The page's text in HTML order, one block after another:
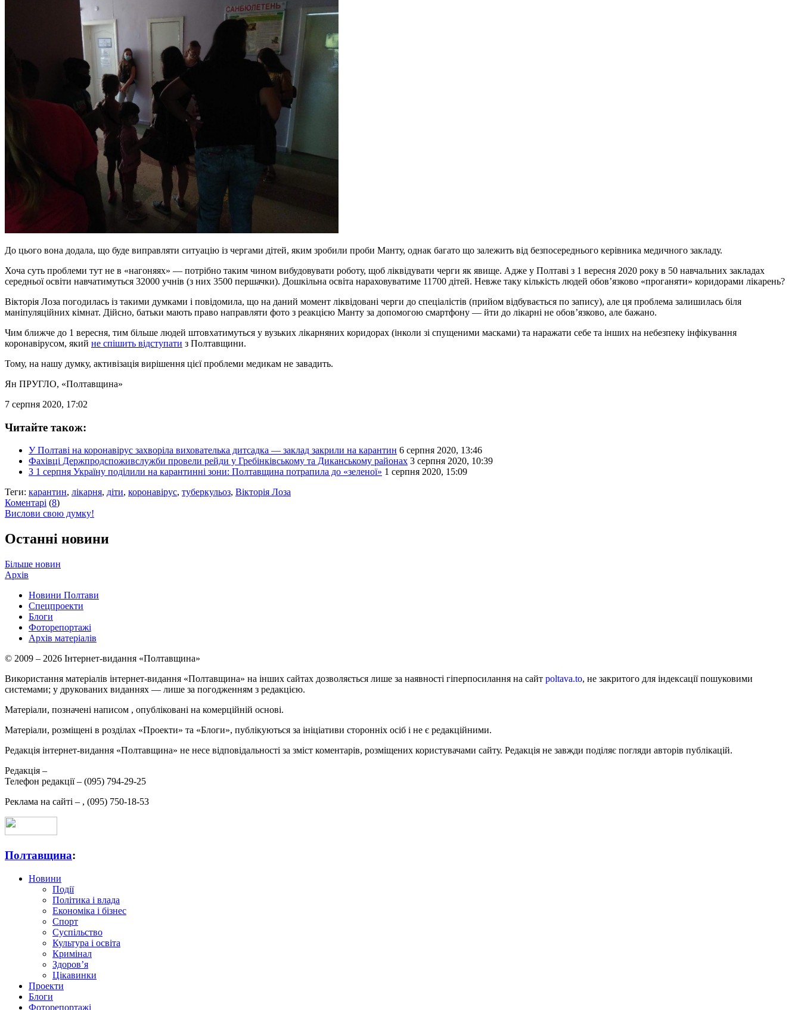
До цього вона додала, що буде виправляти ситуацію із чергами дітей, яким зробили проби Манту, однак багато що залежить від безпосереднього керівника медичного закладу.
Хоча суть проблеми тут не в «нагоняях» — потрібно таким чином вибудовувати роботу, щоб ліквідувати черги як явище. Адже у Полтаві з 1 вересня 2020 року в 50 навчальних закладах
середньої освіти навчатимуться 32000 учнів (з них 3500 першачки). Дошкільна освіта нараховуватиме 11700 дітей. Невже таку кількість людей обов’язково «проганяти» коридорами лікарень?
Вікторія Лоза погодилась із такими думками і повідомила, що на даний момент ліквідовані черги до спеціалістів (прийом відбувається по запису), але ця проблема залишилась біля
маніпуляційних кімнат. Дійсно, батьки мають право направляти фото з реакцією Манту за допомогою смартфону — йти до лікарні не обов’язково, але бажано.
Чим ближче до 1 вересня, тим більше людей штовхатимуться у вузьких лікарняних коридорах (інколи зі спущеними масками) та наражати себе та інших на небезпеку інфікування
коронавірусом, який не спішить відступати з Полтавщини.
Тому, на нашу думку, активізація вирішення цієї проблеми медикам не завадить.
Ян ПРУГЛО, «Полтавщина»
7 серпня 2020, 17:02
Читайте також:
У Полтаві на коронавірус захворіла вихователька дитсадка — заклад закрили на карантин 6 серпня 2020, 13:46
Фахівці Держпродспоживслужби провели рейди у Гребінківському та Диканському районах 3 серпня 2020, 10:39
З 1 серпня Україну поділили на карантинні зони: Полтавщина потрапила до «зеленої» 1 серпня 2020, 15:09
Теги: карантин, лікарня, діти, коронавірус, туберкульоз, Вікторія Лоза
Коментарі (8)
Вислови свою думку!
Останні новини
Більше новин
Архів
Новини Полтави
Спецпроекти
Блоги
Фоторепортажі
Архів матеріалів
© 2009 – 2026 Інтернет-видання «Полтавщина»
Використання матеріалів інтернет-видання «Полтавщина» на інших сайтах дозволяється лише за наявності гіперпосилання на сайт poltava.to, не закритого для індексації пошуковими
системами; у друкованих виданнях — лише за погодженням з редакцією.
Матеріали, позначені написом , опубліковані на комерційній основі.
Матеріали, розміщені в розділах «Проекти» та «Блоги», публікуються за ініціативи сторонніх осіб і не є редакційними.
Редакція інтернет-видання «Полтавщина» не несе відповідальності за зміст коментарів, розміщених користувачами сайту. Редакція не завжди поділяє погляди авторів публікацій.
Редакція –
Телефон редакції – (095) 794-29-25
Реклама на сайті – , (095) 750-18-53
Полтавщина:
Новини
Події
Політика і влада
Економіка і бізнес
Спорт
Суспільство
Культура і освіта
Кримінал
Здоров’я
Цікавинки
Проекти
Блоги
Фоторепортажі